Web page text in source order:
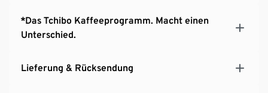
*Das Tchibo Kaffeeprogramm. Macht einen
Unterschied.
Lieferung & Rücksendung